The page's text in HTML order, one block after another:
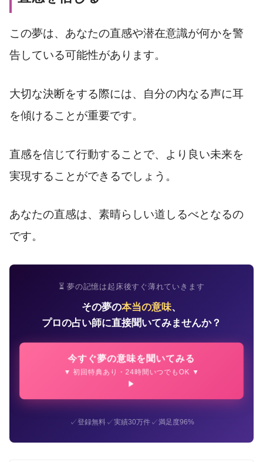
この夢は、あなたの直感や潜在意識が何かを警
告している可能性があります。
大切な決断をする際には、自分の内なる声に耳
を傾けることが重要です。
直感を信じて行動することで、より良い未来を
実現することができるでしょう。
あなたの直感は、素晴らしい道しるべとなるの
です。
⏳ 夢の記憶は起床後すぐ薄れていきます
その夢の本当の意味、
プロの占い師に直接聞いてみませんか？
今すぐ夢の意味を聞いてみる
▼ 初回特典あり・24時間いつでもOK ▼
✓登録無料✓実績30万件✓満足度96%